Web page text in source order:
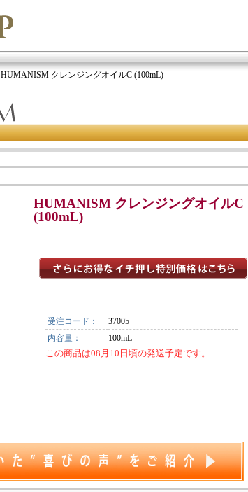
HUMANISM クレンジングオイルC (100mL)
HUMANISM クレンジングオイルC
(100mL)
受注コード：
37005
内容量：
100mL
この商品は08月10日頃の発送予定です。